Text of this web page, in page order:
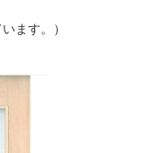
ます。）